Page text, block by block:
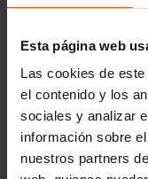
Esta página web
Las cookies de
el contenido y los
sociales y analizar
información sobre
nuestros partners
¿Betonblock®
¿Los bloques